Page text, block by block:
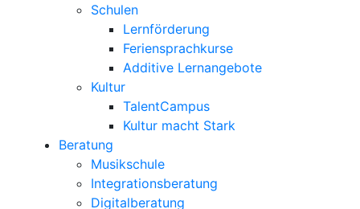
Schulen
Lernförderung
Feriensprachkurse
Additive Lernangebote
Kultur
TalentCampus
Kultur macht Stark
Beratung
Musikschule
Integrationsberatung
Digitalberatung